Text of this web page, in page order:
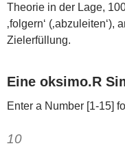
Theorie in der Lage,
‚folgern‘
Zielerfüllung.
Eine oksimo.R
Enter a Number [1-15]
10